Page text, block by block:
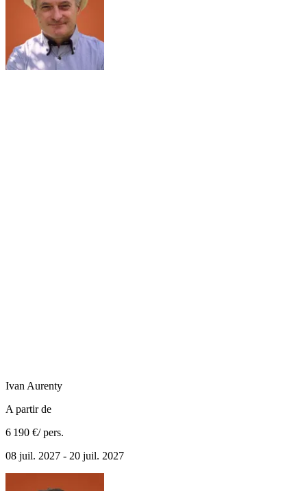
IvanAurenty
A partir de
6 190 €/ pers.
08 juil. 2027 - 20 juil. 2027